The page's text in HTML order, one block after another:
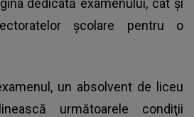
dedicată examenului, cât şi
şcolare pentru o
un absolvent de liceu
următoarele condiţii